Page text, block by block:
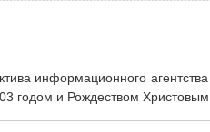
информационного
годом и Рождеством